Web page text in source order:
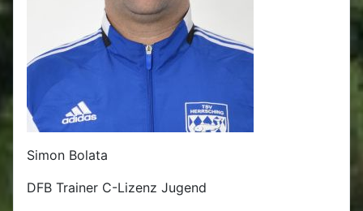
Simon Bolata
DFB Trainer C-Lizenz Jugend